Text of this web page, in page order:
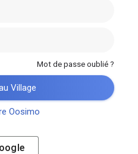
Mot de passe oublié ?
Village
Oosimo